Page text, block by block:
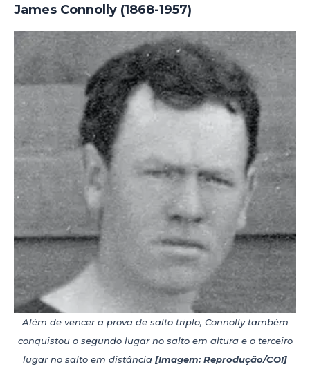
James Connolly (1868-1957)
Além de vencer a prova de salto triplo, Connolly também
conquistou o segundo lugar no salto em altura e o terceiro
lugar no salto em distância [Imagem: Reprodução/COI]